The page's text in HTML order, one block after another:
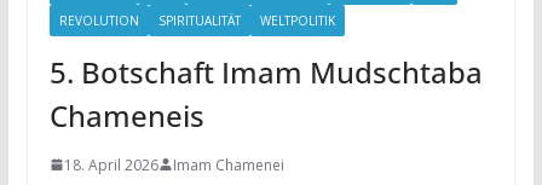
REVOLUTION
SPIRITUALITÄT WELTPOLITIK
5. Botschaft Imam Mudschtaba
Chameneis
18. April 2026 Imam Chamenei